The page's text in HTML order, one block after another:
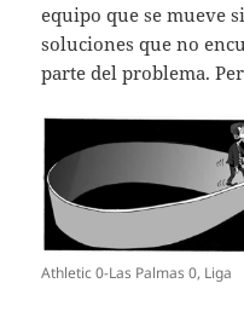
equipo que se mueve
soluciones que no
parte del problema.
Athletic 0-Las Palmas 0, Liga